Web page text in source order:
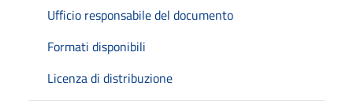
Ufficio responsabile del documento
Formati disponibili
Licenza di distribuzione